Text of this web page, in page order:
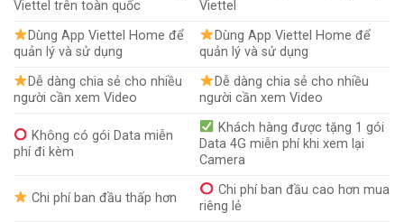
Viettel trên toàn quốc
Viettel
Dùng App Viettel Home để
quản lý và sử dụng
Dùng App Viettel Home để
quản lý và sử dụng
Dễ dàng chia sẻ cho nhiều
người cần xem Video
Dễ dàng chia sẻ cho nhiều
người cần xem Video
Không có gói Data miễn
phí đi kèm
Khách hàng được tặng 1 gói
Data 4G miễn phí khi xem lại
Camera
Chi phí ban đầu thấp hơn
Chi phí ban đầu cao hơn mua
riêng lẻ